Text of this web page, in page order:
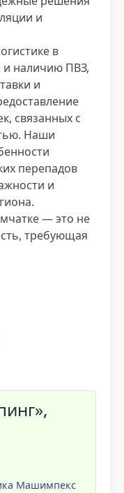
и
в
и наличию ПВЗ,
и
связанных с
Наши
перепадов
и
— это не
требующая
Машимпекс